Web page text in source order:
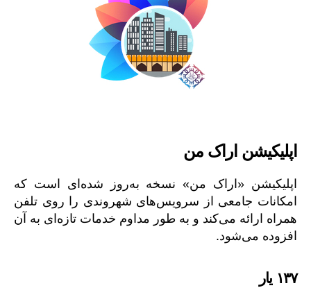
اپلیکیشن اراک من
اپلیکیشن «اراک من» نسخه به‌روز شده‌ای است که
امکانات جامعی از سرویس‌های شهروندی را روی تلفن
همراه ارائه می‌کند و به طور مداوم خدمات تازه‌ای به آن
افزوده می‌شود.
۱۳۷ یار